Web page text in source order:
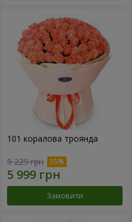
101 коралова троянда
9 229 грн
Замовити